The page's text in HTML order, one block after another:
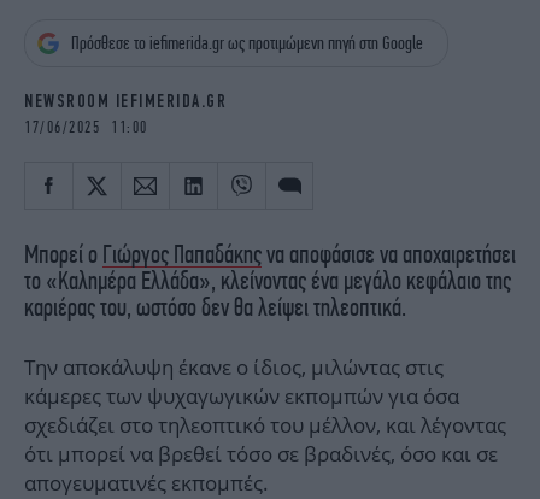
OSCARS
THE OCEAN
Πρόσθεσε το iefimerida.gr ως προτιμώμενη πηγή στη Google
NEWSROOM IEFIMERIDA.GR
17/06/2025 11:00
Μπορεί ο Γιώργος Παπαδάκηςνα αποφάσισε να αποχαιρετήσει
το «Καλημέρα Ελλάδα», κλείνοντας ένα μεγάλο κεφάλαιο της
καριέρας του, ωστόσο δεν θα λείψει τηλεοπτικά.
Την αποκάλυψη έκανε ο ίδιος, μιλώντας στις
κάμερες των ψυχαγωγικών εκπομπών για όσα
σχεδιάζει στο τηλεοπτικό του μέλλον, και λέγοντας
ότι μπορεί να βρεθεί τόσο σε βραδινές, όσο και σε
απογευματινές εκπομπές.